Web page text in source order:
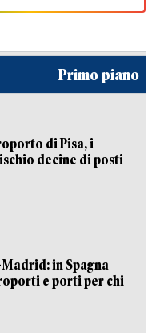
Primo piano
di Pisa, i
decine di posti
in Spagna
e porti per chi